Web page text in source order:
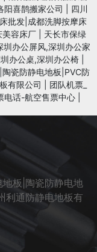
阳喜鹊搬家公司
四川
批发|成都洗脚按摩床
容床厂
天长市保绿
办公屏风,深圳办公家
办公桌,深圳办公椅
瓷防静电地板|PVC防
有限公司
团队机票_
电话-航空售票中心
板|陶瓷防静电地
利通防静电地板有